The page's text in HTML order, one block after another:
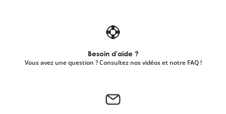
Besoin d'aide ?
Vous avez une question ? Consultez nos vidéos et notre FAQ !